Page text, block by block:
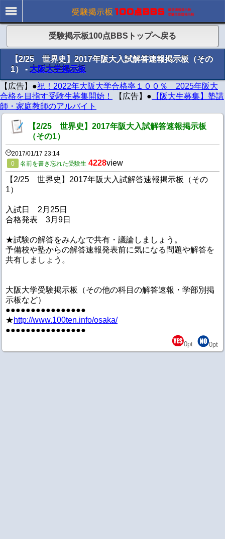
受験掲示板100点BBSトップへ戻る
【2/25 世界史】2017年阪大入試解答速報掲示板（その
1） - 大阪大学掲示板
【広告】●祝！2022年大阪大学合格率１００％ 2025年阪大
合格を目指す受験生募集開始！
【広告】● 【阪大生募集】塾講
師・家庭教師のアルバイト
【2/25 世界史】2017年阪大入試解答速報掲示板
（その1）
2017/01/17 23:14
0
名前を書き忘れた受験生 4228view
【2/25 世界史】2017年阪大入試解答速報掲示板（その
1）
入試日 2月25日
合格発表 3月9日
★試験の解答をみんなで共有・議論しましょう。
予備校や塾からの解答速報発表前に気になる問題や解答を
共有しましょう。
大阪大学受験掲示板（その他の科目の解答速報・学部別掲
示板など）
●●●●●●●●●●●●●●●●
★http://www.100ten.info/osaka/
●●●●●●●●●●●●●●●●
0pt 0pt